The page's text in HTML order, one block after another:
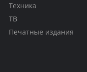
Техника
ТВ
Печатные издания